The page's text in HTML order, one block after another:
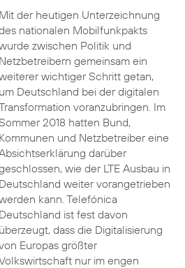
Mit der heutigen Unterzeichnung
nationalen Mobilfunkpakts
zwischen Politik und
Netzbetreibern gemeinsam ein
wichtiger Schritt getan,
um Deutschland bei der digitalen
voranzubringen. Im
2018 hatten Bund,
Kommunen und Netzbetreiber eine
darüber
wie der LTE Ausbau in
Deutschland weiter vorangetrieben
kann. Telefónica
Deutschland ist fest davon
überzeugt, dass die Digitalisierung
Europas größter
nur im engen